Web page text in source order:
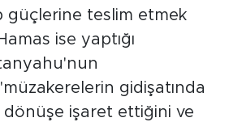
güçlerine teslim etmek
ise yaptığı
"müzakerelerin gidişatında
dönüşe işaret ettiğini ve